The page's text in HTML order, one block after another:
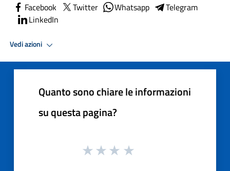
Facebook Twitter Whatsapp
Telegram
LinkedIn
Vedi azioni
Quanto sono chiare le informazioni
su questa pagina?